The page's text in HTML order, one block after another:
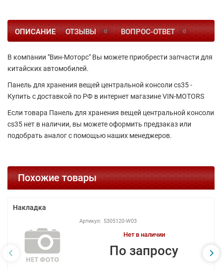
ОПИСАНИЕ ОТЗЫВЫ 0 ВОПРОС-ОТВЕТ 0
В компании "Вин-Моторс" Вы можете приобрести запчасти для
китайских автомобилей.
Панель для хранения вещей центральной консоли cs35 -
Купить с доставкой по РФ в интернет магазине VIN-MOTORS
Если товара Панель для хранения вещей центральной консоли
cs35 нет в наличии, вы можете оформить предзаказ или
подобрать аналог с помощью наших менеджеров.
Похожие товары
Накладка
5305120-W03
Нет в наличии
По запросу